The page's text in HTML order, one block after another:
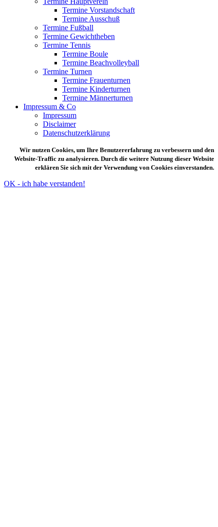
Termine Vorstandschaft
Termine Ausschuß
Termine Fußball
Termine Gewichtheben
Termine Tennis
Termine Boule
Termine Beachvolleyball
Termine Turnen
Termine Frauenturnen
Termine Kinderturnen
Termine Männerturnen
Impressum & Co
Impressum
Disclaimer
Datenschutzerklärung
Wir nutzen Cookies, um Ihre Benutzererfahrung zu verbessern und den
Website-Traffic zu analysieren. Durch die weitere Nutzung dieser Website
erklären Sie sich mit der Verwendung von Cookies einverstanden.
OK - ich habe verstanden!